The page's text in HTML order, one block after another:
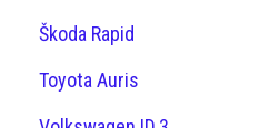
Škoda Rapid
Toyota Auris